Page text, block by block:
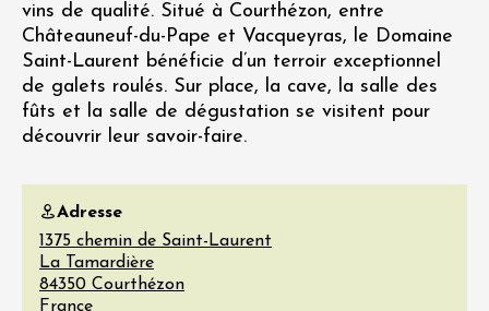
vins de qualité. Situé à Courthézon, entre
Châteauneuf-du-Pape et Vacqueyras, le Domaine
Saint-Laurent bénéficie d’un terroir exceptionnel
de galets roulés. Sur place, la cave, la salle des
fûts et la salle de dégustation se visitent pour
découvrir leur savoir-faire.
Adresse
1375 chemin de Saint-Laurent
La Tamardière
84350 Courthézon
France